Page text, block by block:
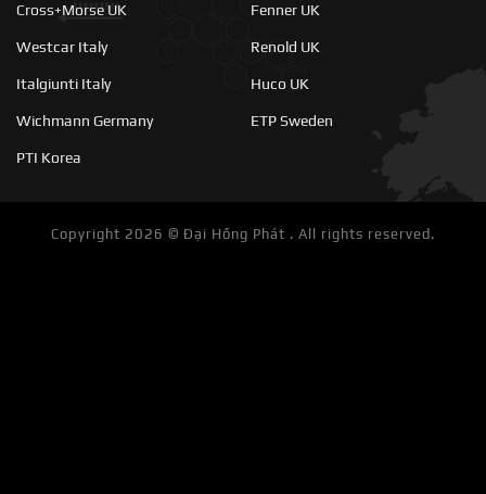
Cross+Morse UK
Westcar Italy
Italgiunti Italy
Wichmann Germany
PTI Korea
Fenner UK
Renold UK
Huco UK
ETP Sweden
Copyright 2026 © Đại Hồng Phát . All rights reserved.